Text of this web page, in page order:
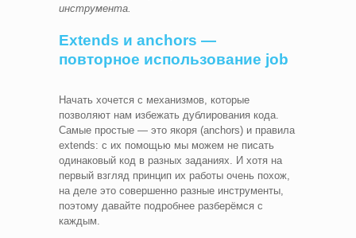
инструмента.
Extends и anchors —
повторное использование job
Начать хочется с механизмов, которые
позволяют нам избежать дублирования кода.
Самые простые — это якоря (anchors) и правила
extends: с их помощью мы можем не писать
одинаковый код в разных заданиях. И хотя на
первый взгляд принцип их работы очень похож,
на деле это совершенно разные инструменты,
поэтому давайте подробнее разберёмся с
каждым.